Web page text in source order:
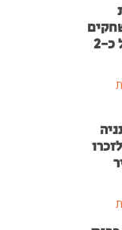
בהשקעה של כ-2